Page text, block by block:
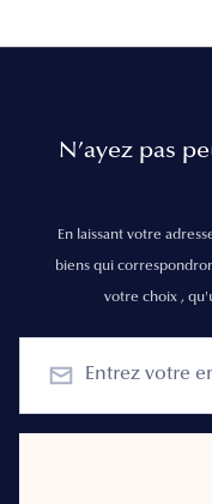
N’ayez pas
En laissant votre
biens qui
votre choix ,